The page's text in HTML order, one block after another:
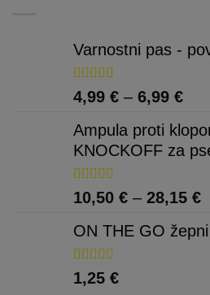
Varnostni pas -
Ocenjeno
5.00od 5
4,99 € – 6,99 €
od
Ampula proti
KNOCKOFF za
Ocenjeno
5.00od 5
10,50 € – 28,15 €
ON THE GO
Ocenjeno
5.00od 5
1,25 €